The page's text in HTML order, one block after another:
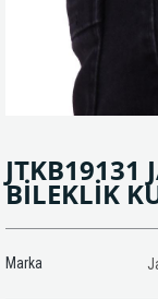
JTKB19131
BİLEKLİK
Marka